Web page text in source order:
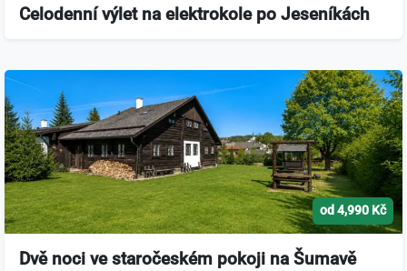
Celodenní výlet na elektrokole po Jeseníkách
od 4,990 Kč
Dvě noci ve staročeském pokoji na Šumavě